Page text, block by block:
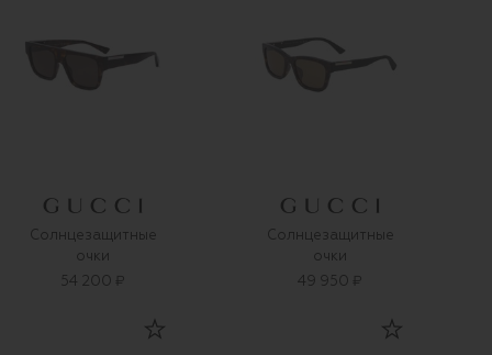
Солнцезащитные
очки
54 200 ₽
Солнцезащитные
очки
49 950 ₽